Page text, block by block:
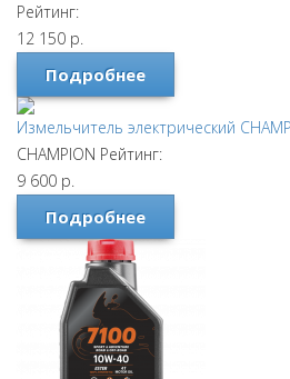
Рейтинг:
12 150 р.
Подробнее
Измельчитель электрический
CHAMPION Рейтинг:
9 600 р.
Подробнее